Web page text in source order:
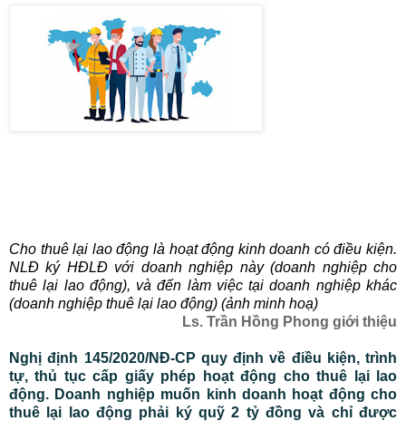
Cho thuê lại lao động là hoạt động kinh doanh có điều kiện.
NLĐ ký HĐLĐ với doanh nghiệp này (doanh nghiệp cho
thuê lại lao động), và đến làm việc tại doanh nghiệp khác
(doanh nghiệp thuê lại lao động) (ảnh minh hoạ)
Ls. Trần Hồng Phong giới thiệu
Nghị định 145/2020/NĐ-CP quy định về điều kiện, trình
tự, thủ tục cấp giấy phép hoạt động cho thuê lại lao
động. Doanh nghiệp muốn kinh doanh hoạt động cho
thuê lại lao động phải ký quỹ 2 tỷ đồng và chỉ được